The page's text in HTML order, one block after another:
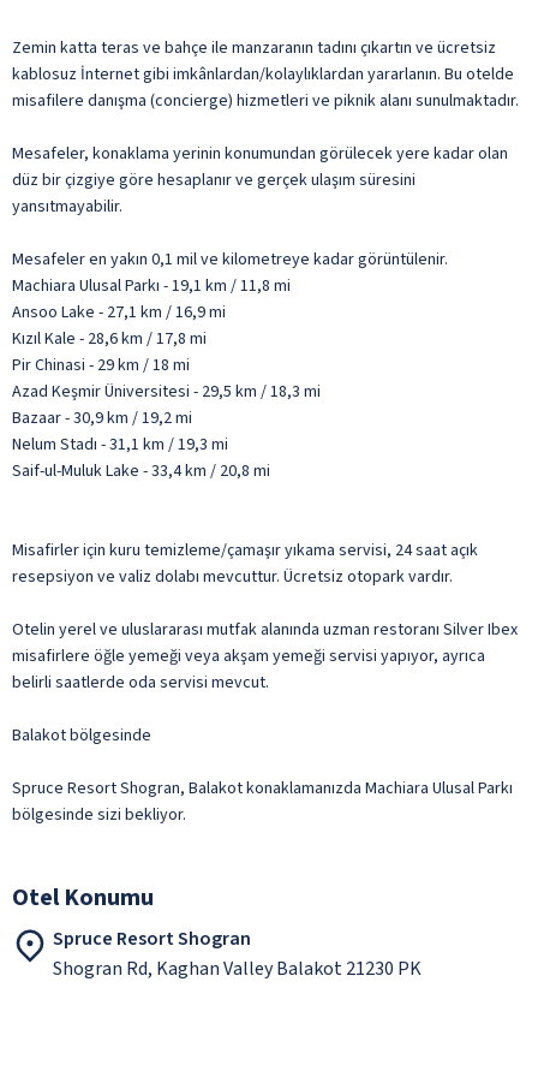
Zemin katta teras ve bahçe ile manzaranın tadını çıkartın ve ücretsiz
kablosuz İnternet gibi imkânlardan/kolaylıklardan yararlanın. Bu otelde
misafilere danışma (concierge) hizmetleri ve piknik alanı sunulmaktadır.
Mesafeler, konaklama yerinin konumundan görülecek yere kadar olan
düz bir çizgiye göre hesaplanır ve gerçek ulaşım süresini
yansıtmayabilir.
Mesafeler en yakın 0,1 mil ve kilometreye kadar görüntülenir.
Machiara Ulusal Parkı - 19,1 km / 11,8 mi
Ansoo Lake - 27,1 km / 16,9 mi
Kızıl Kale - 28,6 km / 17,8 mi
Pir Chinasi - 29 km / 18 mi
Azad Keşmir Üniversitesi - 29,5 km / 18,3 mi
Bazaar - 30,9 km / 19,2 mi
Nelum Stadı - 31,1 km / 19,3 mi
Saif-ul-Muluk Lake - 33,4 km / 20,8 mi
Misafirler için kuru temizleme/çamaşır yıkama servisi, 24 saat açık
resepsiyon ve valiz dolabı mevcuttur. Ücretsiz otopark vardır.
Otelin yerel ve uluslararası mutfak alanında uzman restoranı Silver Ibex
misafirlere öğle yemeği veya akşam yemeği servisi yapıyor, ayrıca
belirli saatlerde oda servisi mevcut.
Balakot bölgesinde
Spruce Resort Shogran, Balakot konaklamanızda Machiara Ulusal Parkı
bölgesinde sizi bekliyor.
Otel Konumu
Spruce Resort Shogran
Shogran Rd, Kaghan Valley Balakot 21230 PK